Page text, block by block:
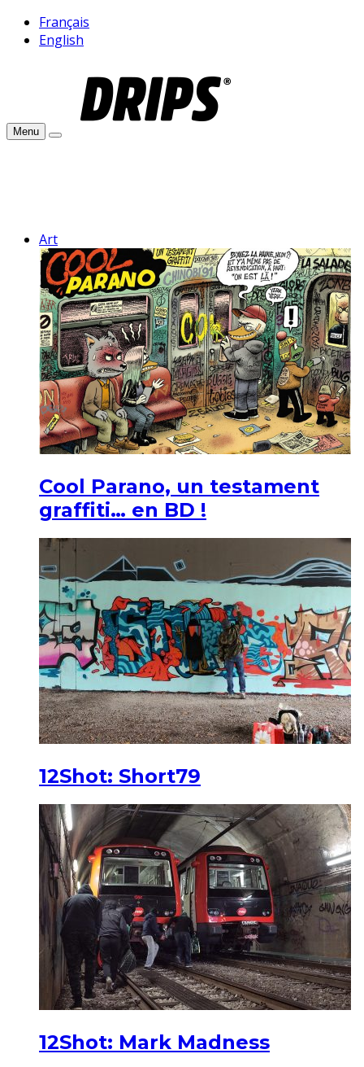
Français
English
Menu
Art
Cool Parano, un testament
graffiti… en BD !
12Shot: Short79
12Shot: Mark Madness